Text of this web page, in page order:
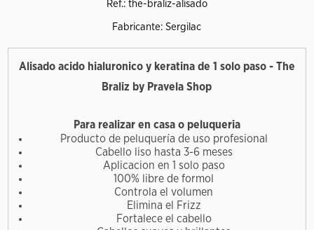
Ref.: the-braliz-alisado
Fabricante: Sergilac
Alisado acido hialuronico y keratina de 1 solo paso - The
Braliz by Pravela Shop
Para realizar en casa o peluqueria
Producto de peluquería de uso profesional
Cabello liso hasta 3-6 meses
Aplicacion en 1 solo paso
100% libre de formol
Controla el volumen
Elimina el Frizz
Fortalece el cabello